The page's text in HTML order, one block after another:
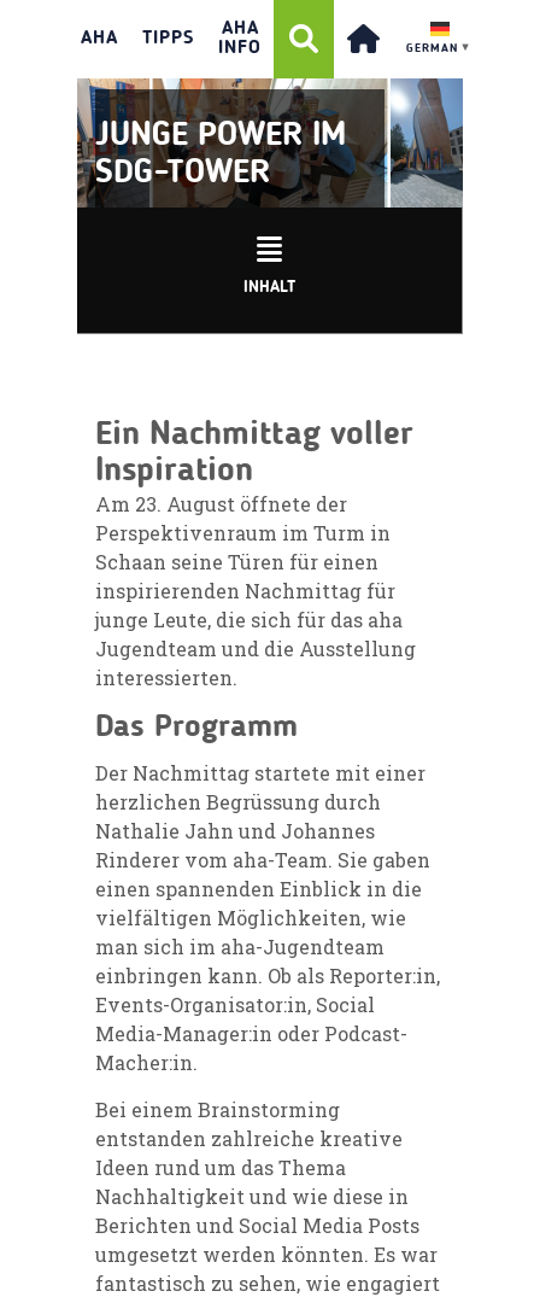
AHA TIPPS
AHA
INFO
GERMAN ▼
JUNGE POWER IM
SDG-TOWER
INHALT
Ein Nachmittag voller
Inspiration
Am 23. August öffnete der
Perspektivenraum im Turm in
Schaan seine Türen für einen
inspirierenden Nachmittag für
junge Leute, die sich für das aha
Jugendteam und die Ausstellung
interessierten.
Das Programm
Der Nachmittag startete mit einer
herzlichen Begrüssung durch
Nathalie Jahn und Johannes
Rinderer vom aha-Team. Sie gaben
einen spannenden Einblick in die
vielfältigen Möglichkeiten, wie
man sich im aha-Jugendteam
einbringen kann. Ob als Reporter:in,
Events-Organisator:in, Social
Media-Manager:in oder Podcast-
Macher:in.
Bei einem Brainstorming
entstanden zahlreiche kreative
Ideen rund um das Thema
Nachhaltigkeit und wie diese in
Berichten und Social Media Posts
umgesetzt werden könnten. Es war
fantastisch zu sehen, wie engagiert